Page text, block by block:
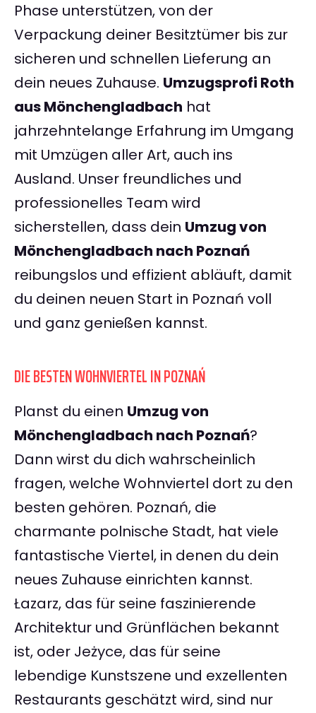
Phase unterstützen, von der
Verpackung deiner Besitztümer bis zur
sicheren und schnellen Lieferung an
dein neues Zuhause. Umzugsprofi Roth
aus Mönchengladbach hat
jahrzehntelange Erfahrung im Umgang
mit Umzügen aller Art, auch ins
Ausland. Unser freundliches und
professionelles Team wird
sicherstellen, dass dein Umzug von
Mönchengladbach nach Poznań
reibungslos und effizient abläuft, damit
du deinen neuen Start in Poznań voll
und ganz genießen kannst.
DIE BESTEN WOHNVIERTEL IN POZNAŃ
Planst du einen Umzug von
Mönchengladbach nach Poznań?
Dann wirst du dich wahrscheinlich
fragen, welche Wohnviertel dort zu den
besten gehören. Poznań, die
charmante polnische Stadt, hat viele
fantastische Viertel, in denen du dein
neues Zuhause einrichten kannst.
Łazarz, das für seine faszinierende
Architektur und Grünflächen bekannt
ist, oder Jeżyce, das für seine
lebendige Kunstszene und exzellenten
Restaurants geschätzt wird, sind nur